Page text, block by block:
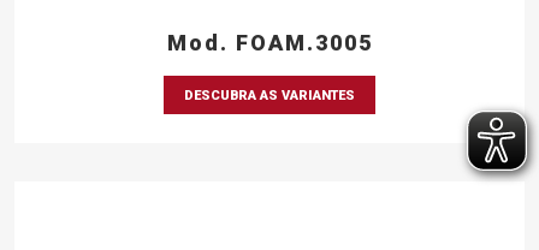
Mod. FOAM.3005
DESCUBRA AS VARIANTES